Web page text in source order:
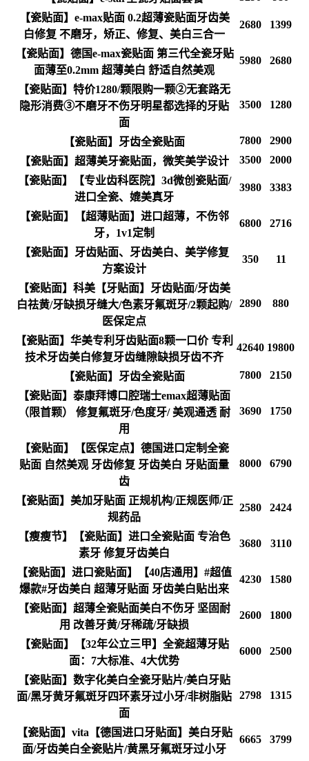
【瓷贴面】e-max贴面 0.2超薄瓷贴面牙齿美
白修复 不磨牙，矫正、修复、美白三合一
2680 1399
【瓷贴面】德国e-max瓷贴面 第三代全瓷牙贴
面薄至0.2mm 超薄美白 舒适自然美观
5980 2680
【瓷贴面】特价1280/颗限购一颗②无套路无
隐形消费③不磨牙不伤牙明星都选择的牙贴
面
3500 1280
【瓷贴面】牙齿全瓷贴面 7800
2900
【瓷贴面】超薄美牙瓷贴面，微笑美学设计
3500
2000
【瓷贴面】【专业齿科医院】3d微创瓷贴面/
进口全瓷、媲美真牙
3980 3383
【瓷贴面】【超薄贴面】进口超薄，不伤邻
牙，1v1定制
6800 2716
【瓷贴面】牙齿贴面、牙齿美白、美学修复
方案设计
350 11
【瓷贴面】科美【牙贴面】牙齿贴面/牙齿美
白祛黄/牙缺损牙缝大/色素牙氟斑牙/2颗起购/
医保定点
2890 880
【瓷贴面】华美专利牙齿贴面8颗一口价 专利
技术牙齿美白修复牙齿缝隙缺损牙齿不齐
42640 19800
【瓷贴面】牙齿全瓷贴面 7800
2150
【瓷贴面】泰康拜博口腔瑞士emax超薄贴面
（限首颗） 修复氟斑牙/色度牙/ 美观通透 耐
用
3690 1750
【瓷贴面】【医保定点】德国进口定制全瓷
贴面 自然美观 牙齿修复 牙齿美白 牙贴面量
齿
8000 6790
【瓷贴面】美加牙贴面 正规机构/正规医师/正
规药品
2580 2424
【瘦瘦节】【瓷贴面】进口全瓷贴面 专治色
素牙 修复牙齿美白
3680 3110
【瓷贴面】进口瓷贴面】【40店通用】#超值
爆款#牙齿美白 超薄牙贴面 牙齿美白贴出来
4230 1580
【瓷贴面】超薄全瓷贴面美白不伤牙 坚固耐
用 改善牙黄/牙稀疏/牙缺损
2600 1800
【瓷贴面】【32年公立三甲】全瓷超薄牙贴
面：7大标准、4大优势
6000 2500
【瓷贴面】数字化美白全瓷牙贴片/美白牙贴
面/黑牙黄牙氟斑牙四环素牙过小牙/非树脂贴
面
2798 1315
【瓷贴面】vita【德国进口牙贴面】美白牙贴
面/牙齿美白全瓷贴片/黄黑牙氟斑牙过小牙
6665 3799